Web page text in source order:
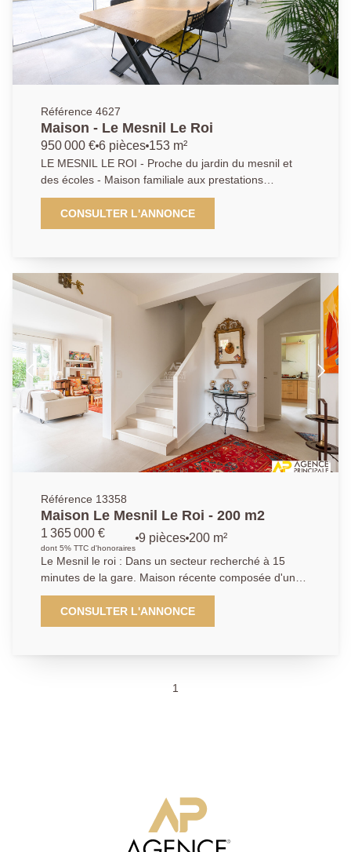
Référence 4627
Maison - Le Mesnil Le Roi
950 000 € 6 pièces 153 m²
LE MESNIL LE ROI - Proche du jardin du mesnil et
des écoles - Maison familiale aux prestations
modernes - Séjour double - Cuisine ouverte et
entièrement équipée - 5 Chambres dont une suite
parentale avec dressing un bureau - 2 Salle de bains -
- AP 01.39.62.04.04
CONSULTER L'ANNONCE
Référence 13358
Maison Le Mesnil Le Roi - 200 m2
1 365 000 €
dont 5% TTC d'honoraires
9 pièces 200 m²
Le Mesnil le roi : Dans un secteur recherché à 15
minutes de la gare. Maison récente composée d'un
double séjour avec cheminée, une salle à manger
séparée, une cuisine équipée indépendante, 6
chambres dont deux suites parentales, 2 salles de
aménageable. Le tout édifié sur un terrain clos, sans
CONSULTER L'ANNONCE
1